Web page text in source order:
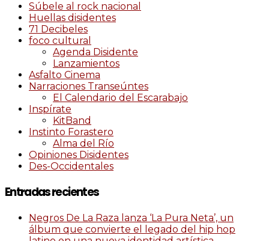
Súbele al rock nacional
Huellas disidentes
71 Decibeles
foco cultural
Agenda Disidente
Lanzamientos
Asfalto Cinema
Narraciones Transeúntes
El Calendario del Escarabajo
Inspírate
KitBand
Instinto Forastero
Alma del Río
Opiniones Disidentes
Des-Occidentales
Entradas recientes
Negros De La Raza lanza ‘La Pura Neta’, un
álbum que convierte el legado del hip hop